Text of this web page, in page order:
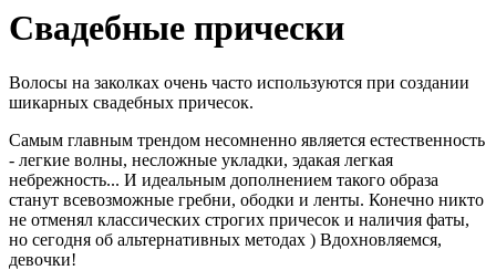
Свадебные прически
Волосы на заколках очень часто используются при создании
шикарных свадебных причесок.
Самым главным трендом несомненно является естественность
- легкие волны, несложные укладки, эдакая легкая
небрежность... И идеальным дополнением такого образа
станут всевозможные гребни, ободки и ленты. Конечно никто
не отменял классических строгих причесок и наличия фаты,
но сегодня об альтернативных методах ) Вдохновляемся,
девочки!